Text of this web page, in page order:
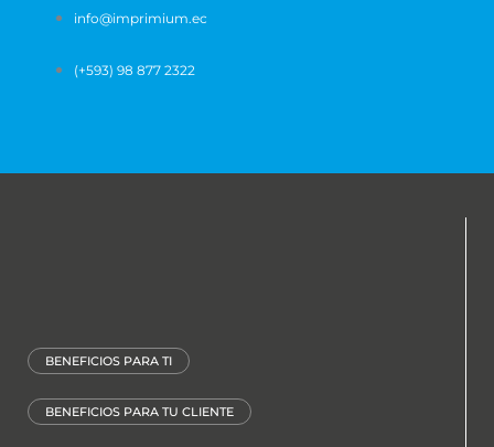
info@imprimium.ec
(+593) 98 877 2322
BENEFICIOS PARA TI
BENEFICIOS PARA TU CLIENTE